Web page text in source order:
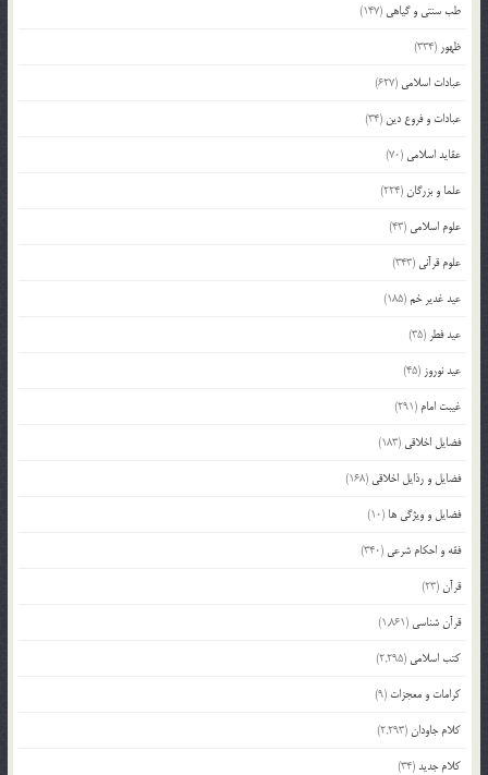
طب سنتی و گیاهی (147)
ظهور (334)
عبادات اسلامی (627)
عبادات و فروع دین (34)
عقاید اسلامی (70)
علما و بزرگان(224)
علوم اسلامی (43)
علوم قرآنی (343)
عید غدیر خم(185)
عید فطر (35)
عید نوروز (45)
غیبت امام (291)
فضایل اخلاقی (183)
فضایل و رذایل اخلاقی (168)
فضایل و ویژگی ها (10)
فقه و احکام شرعی (340)
قرآن(23)
قرآن شناسی (1,861)
کتب اسلامی (2,295)
کرامات و معجزات (9)
کلام جاودان(2,293)
کلام جدید(34)